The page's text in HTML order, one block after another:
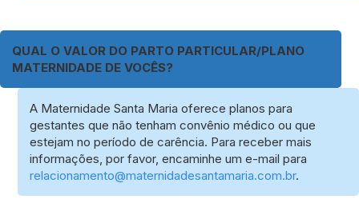
QUAL O VALOR DO PARTO PARTICULAR/PLANO
MATERNIDADE DE VOCÊS?
A Maternidade Santa Maria oferece planos para
gestantes que não tenham convênio médico ou que
estejam no período de carência. Para receber mais
informações, por favor, encaminhe um e-mail para
relacionamento@maternidadesantamaria.com.br.